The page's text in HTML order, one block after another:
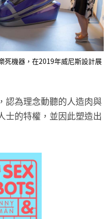
死機器，在2019年威尼斯設計展
認為理念動聽的人造肉與
士的特權，並因此塑造出